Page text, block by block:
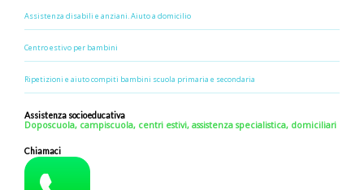
Assistenza disabili e anziani. Aiuto a domicilio
Centro estivo per bambini
Ripetizioni e aiuto compiti bambini scuola primaria e secondaria
Assistenza socioeducativa
Doposcuola, campiscuola, centri estivi, assistenza specialistica, domiciliari
Chiamaci